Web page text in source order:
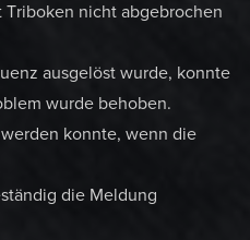
nicht abgebrochen
ausgelöst wurde, konnte
wurde behoben.
konnte, wenn die
die Meldung